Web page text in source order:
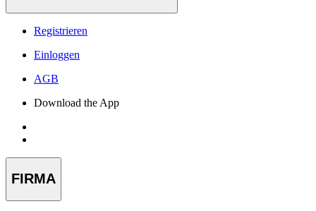
Registrieren
Einloggen
AGB
Download the App
FIRMA